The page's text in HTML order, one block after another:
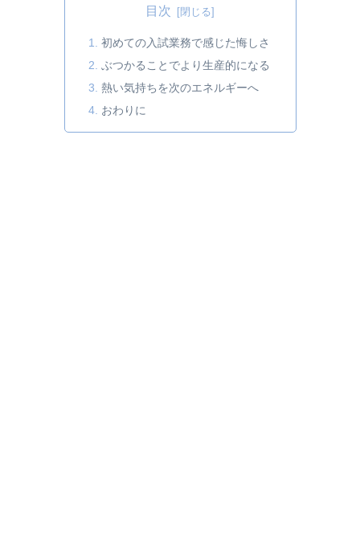
目次
初めての入試業務で感じた悔しさ
ぶつかることでより生産的になる
熱い気持ちを次のエネルギーへ
おわりに